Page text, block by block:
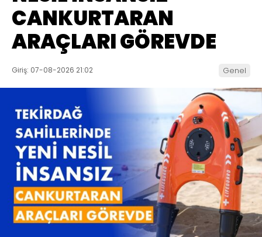
CANKURTARAN
ARAÇLARI GÖREVDE
Giriş: 07-08-2026 21:02 Genel